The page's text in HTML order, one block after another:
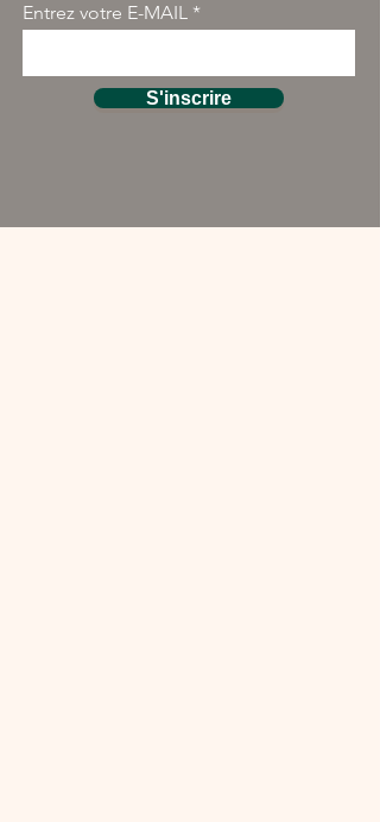
Entrez votre E-MAIL
S'inscrire